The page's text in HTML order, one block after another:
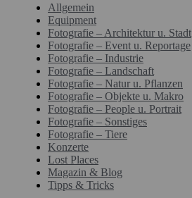
Allgemein
Equipment
Fotografie – Architektur u. Stadt
Fotografie – Event u. Reportage
Fotografie – Industrie
Fotografie – Landschaft
Fotografie – Natur u. Pflanzen
Fotografie – Objekte u. Makro
Fotografie – People u. Portrait
Fotografie – Sonstiges
Fotografie – Tiere
Konzerte
Lost Places
Magazin & Blog
Tipps & Tricks